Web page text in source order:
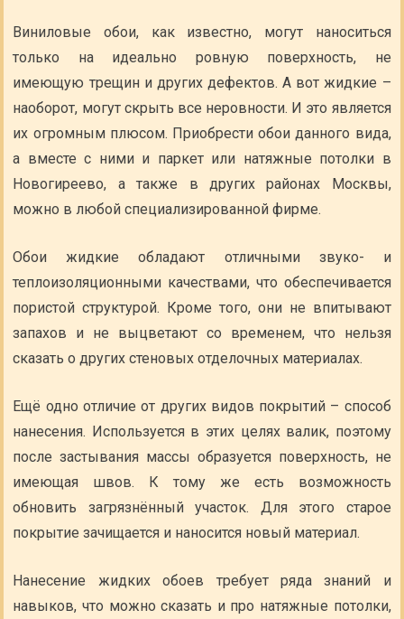
Виниловые обои, как известно, могут наноситься
только на идеально ровную поверхность, не
имеющую трещин и других дефектов. А вот жидкие –
наоборот, могут скрыть все неровности. И это является
их огромным плюсом. Приобрести обои данного вида,
а вместе с ними и паркет или натяжные потолки в
Новогиреево, а также в других районах Москвы,
можно в любой специализированной фирме.
Обои жидкие обладают отличными звуко- и
теплоизоляционными качествами, что обеспечивается
пористой структурой. Кроме того, они не впитывают
запахов и не выцветают со временем, что нельзя
сказать о других стеновых отделочных материалах.
Ещё одно отличие от других видов покрытий – способ
нанесения. Используется в этих целях валик, поэтому
после застывания массы образуется поверхность, не
имеющая швов. К тому же есть возможность
обновить загрязнённый участок. Для этого старое
покрытие зачищается и наносится новый материал.
Нанесение жидких обоев требует ряда знаний и
навыков, что можно сказать и про натяжные потолки,